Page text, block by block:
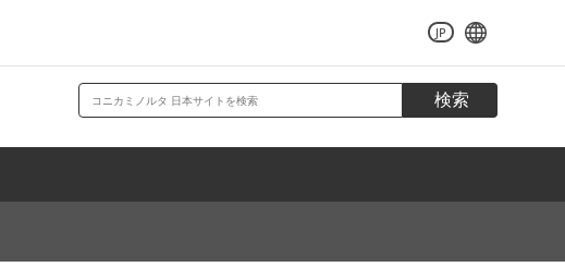
JP
検索